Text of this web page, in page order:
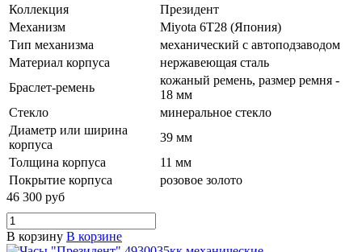
Коллекция
Президент
Механизм
Miyota 6T28 (Япония)
Тип механизма
механический с автоподзаводом
Материал корпуса
нержавеющая сталь
Браслет-ремень
кожаный ремень, размер ремня -
18 мм
Стекло
минеральное стекло
Диаметр или ширина
корпуса
39 мм
Толщина корпуса
11 мм
Покрытие корпуса
розовое золото
46 300 руб
В корзину В корзине